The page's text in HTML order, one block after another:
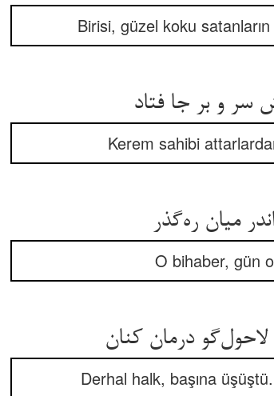
Birisi, güzel koku satanların
سر و بر جا فتاد
Kerem sahibi
میان ره‌گذر
O bihaber, gün
درمان کنان
Derhal halk, başına